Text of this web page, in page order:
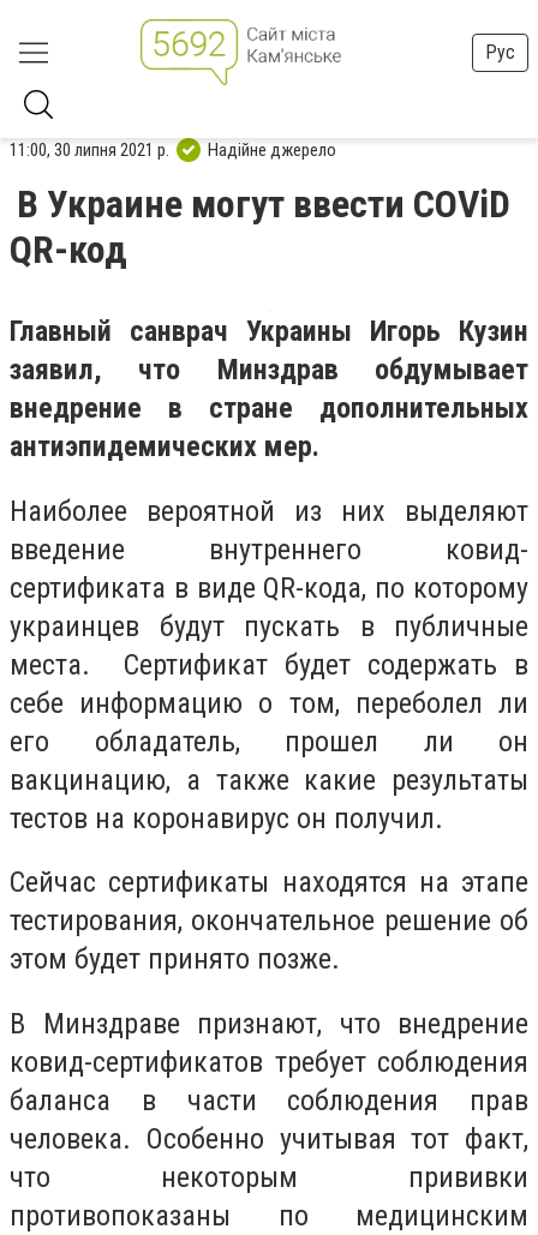
Рус
11:00, 30 липня 2021 р. Надійне джерело
В Украине могут ввести COViD
QR-код
Главный санврач Украины Игорь Кузин
заявил, что Минздрав обдумывает
внедрение в стране дополнительных
антиэпидемических мер.
Наиболее вероятной из них выделяют
введение внутреннего ковид-
сертификата в виде QR-кода, по которому
украинцев будут пускать в публичные
места. Сертификат будет содержать в
себе информацию о том, переболел ли
его обладатель, прошел ли он
вакцинацию, а также какие результаты
тестов на коронавирус он получил.
Сейчас сертификаты находятся на этапе
тестирования, окончательное решение об
этом будет принято позже.
В Минздраве признают, что внедрение
ковид-сертификатов требует соблюдения
баланса в части соблюдения прав
человека. Особенно учитывая тот факт,
что некоторым прививки
противопоказаны по медицинским